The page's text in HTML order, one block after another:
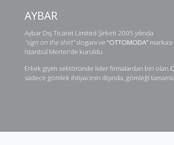
AYBAR
Aybar Dış Ticaret Limited Şirketi 2005 yılında
“sign on the shirt”sloganı ve “OTTOMODA”
İstanbul Merter’de kuruldu.
Erkek giyim sektöründe lider firmalardan biri olan
sadece gömlek ihtiyacının dışında, gömleği